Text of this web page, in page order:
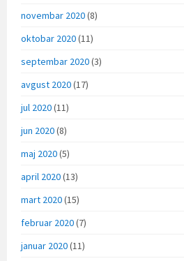
novembar 2020(8)
oktobar 2020(11)
septembar 2020(3)
avgust 2020(17)
jul 2020(11)
jun 2020(8)
maj 2020(5)
april 2020(13)
mart 2020(15)
februar 2020(7)
januar 2020(11)